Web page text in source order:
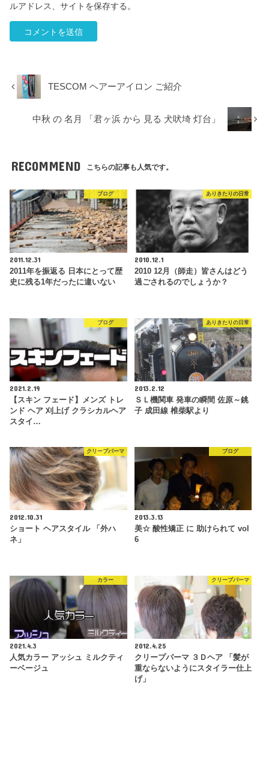
ルアドレス、サイトを保存する。
TESCOM ヘアーアイロン ご紹介
中秋 の 名月 「君ヶ浜 から 見る 犬吠埼 灯台」
RECOMMEND こちらの記事も人気です。
ブログ
2011.12.31
2011年を振返る 日本にとって歴
史に残る1年だったに違いない
ありきたりの日常
2010.12.1
2010 12月（師走）皆さんはどう
過ごされるのでしょうか？
ブログ
2021.2.19
【スキン フェード】メンズ トレ
ンド ヘア 刈上げ クラシカルヘア
スタイ…
ありきたりの日常
2013.2.12
ＳＬ機関車 発車の瞬間 佐原～銚
子 成田線 椎柴駅より
クリープパーマ
2012.10.31
ショート ヘアスタイル 「外ハ
ネ」
ブログ
2013.3.13
美☆ 酸性矯正 に 助けられて vol
6
カラー
2021.4.3
人気カラー アッシュ ミルクティ
ーベージュ
クリープパーマ
2012.4.25
クリープパーマ ３Ｄヘア 「髪が
重ならないようにスタイラー仕上
げ」